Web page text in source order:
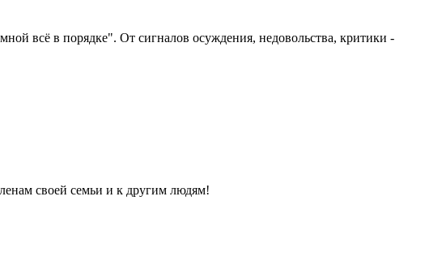
всё в порядке". От сигналов осуждения, недовольства, критики -
своей семьи и к другим людям!